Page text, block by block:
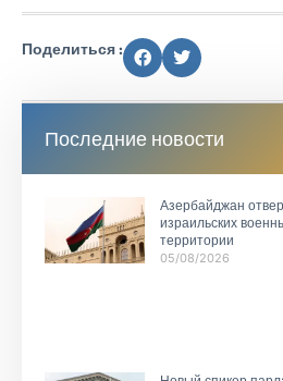
Поделиться :
Последние новости
Азербайджан
израильских
территории
05/08/2026